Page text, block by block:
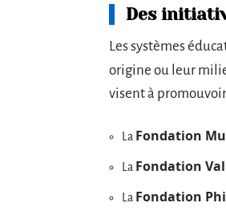
Des
Les systèmes
origine ou leur
visent à
La Fondation
La Fondation
La Fondation